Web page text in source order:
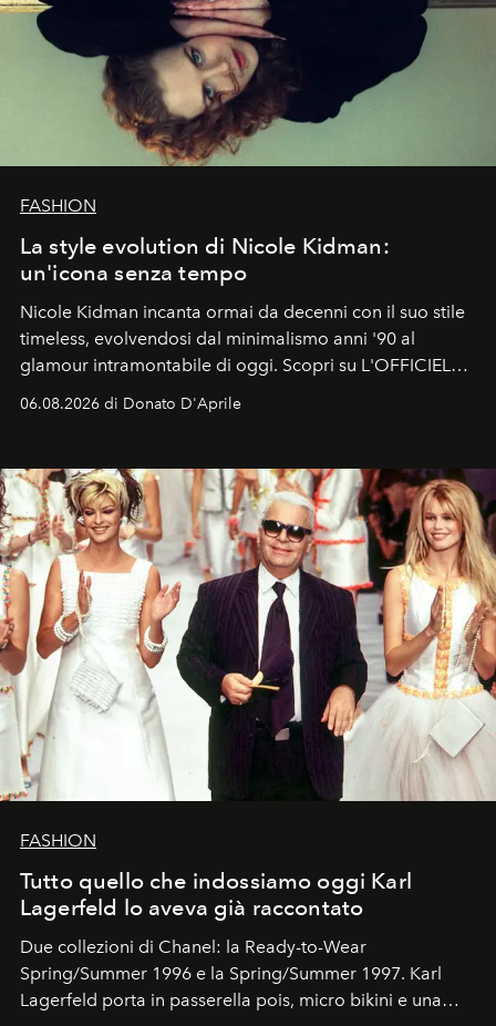
FASHION
La style evolution di Nicole Kidman:
un'icona senza tempo
Nicole Kidman incanta ormai da decenni con il suo stile
timeless, evolvendosi dal minimalismo anni '90 al
glamour intramontabile di oggi. Scopri su L'OFFICIEL
06.08.2026 di Donato D'Aprile
FASHION
Tutto quello che indossiamo oggi Karl
Lagerfeld lo aveva già raccontato
Due collezioni di Chanel: la Ready-to-Wear
Spring/Summer 1996 e la Spring/Summer 1997. Karl
Lagerfeld porta in passerella pois, micro bikini e una